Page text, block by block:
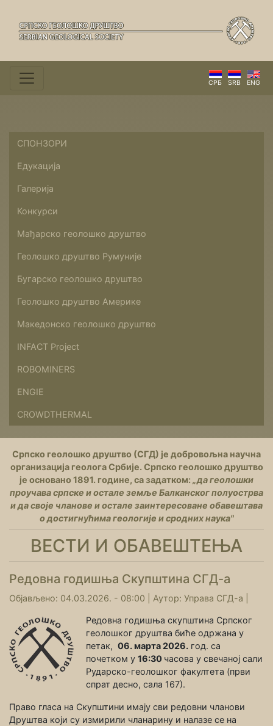
СРБ SRB ENG
СПОНЗОРИ
Едукација
Галерија
Конкурси
Мађарско геолошко друштво
Геолошко друштво Румуније
Бугарско геолошко друштво
Геолошко друштво Америке
Македонско геолошко друштво
INFACT Project
ROBOMINERS
ENGIE
CROWDTHERMAL
Српско геолошко друштво (СГД) је добровољна научна
организација геолога Србије. Српско геолошко друштво
је основано 1891. године, са задатком: „да геолошки
проучава српске и остале земље Балканског полуострва
и да своје чланове и остале заинтересоване обавештава
о достигнућима геологије и сродних наука"
ВЕСТИ И ОБАВЕШТЕЊА
Редовна годишња Скупштина СГД-а
Објављено: 04.03.2026. - 08:00 | Аутор: Управа СГД-а
Редовна годишња скупштина Српског
геолошког друштва биће одржана у
петак, 06. марта 2026. год. са
почетком у 16:30 часова у свечаној сали
Рударско-геолошког факултета (први
спрат десно, сала 167).
Право гласа на Скупштини имају сви редовни чланови
Друштва који су измирили чланарину и налазе се на